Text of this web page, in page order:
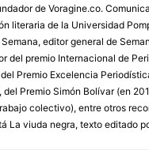
de Voragine.co.
literaria de la Universidad
editor general de
del premio Internacional de
Premio Excelencia
del Premio Simón Bolívar (en
colectivo), entre otros
La viuda negra, texto editado